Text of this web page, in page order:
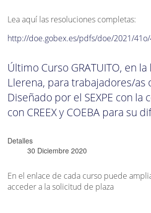
Lea aquí las resoluciones completas:
http://doe.gobex.es/pdfs/doe/2021/
Último Curso GRATUITO, en
Llerena, para trabajadores/as
Diseñado por el SEXPE con la
con CREEX y COEBA para su
Detalles
30 Diciembre 2020
En el enlace de cada curso puede
acceder a la solicitud de plaza